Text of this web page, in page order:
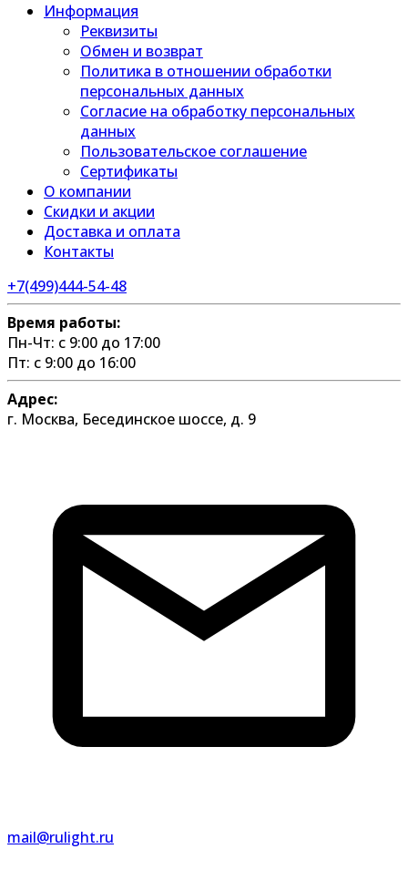
Информация
Реквизиты
Обмен и возврат
Политика в отношении обработки
персональных данных
Согласие на обработку персональных
данных
Пользовательское соглашение
Сертификаты
О компании
Скидки и акции
Доставка и оплата
Контакты
+7(499)444-54-48
Время работы:
Пн-Чт: с 9:00 до 17:00
Пт: с 9:00 до 16:00
Адрес:
г. Москва, Бесединское шоссе, д. 9
mail@rulight.ru